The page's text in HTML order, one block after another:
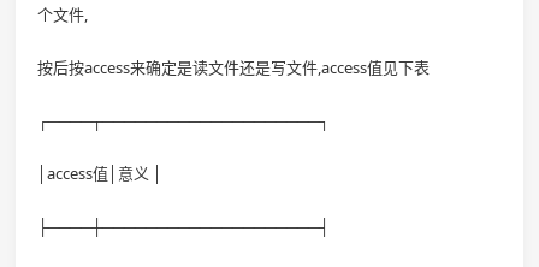
个文件,
按后按access来确定是读文件还是写文件,access值见下表
┌────┬────────────────────┐
│access值│意义 │
├────┼────────────────────┤